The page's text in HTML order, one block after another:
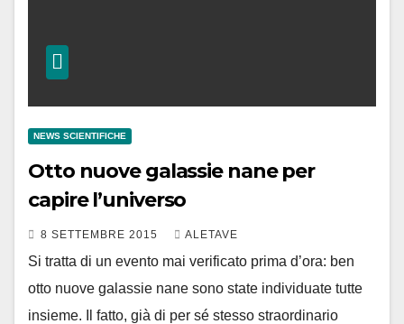
NEWS SCIENTIFICHE
Otto nuove galassie nane per
capire l’universo
8 SETTEMBRE 2015 ALETAVE
Si tratta di un evento mai verificato prima d’ora: ben
otto nuove galassie nane sono state individuate tutte
insieme. Il fatto, già di per sé stesso straordinario